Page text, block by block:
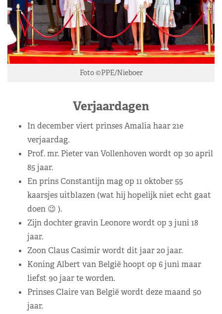
Foto ©PPE/Nieboer
Verjaardagen
In december viert prinses Amalia haar 21e
verjaardag.
Prof. mr. Pieter van Vollenhoven wordt op 30 april
85 jaar.
En prins Constantijn mag op 11 oktober 55
kaarsjes uitblazen (wat hij hopelijk niet echt gaat
doen 😉 ).
Zijn dochter gravin Leonore wordt op 3 juni 18
jaar.
Zoon Claus Casimir wordt dit jaar 20 jaar.
Koning Albert van België hoopt op 6 juni maar
liefst 90 jaar te worden.
Prinses Claire van België wordt deze maand 50
jaar.